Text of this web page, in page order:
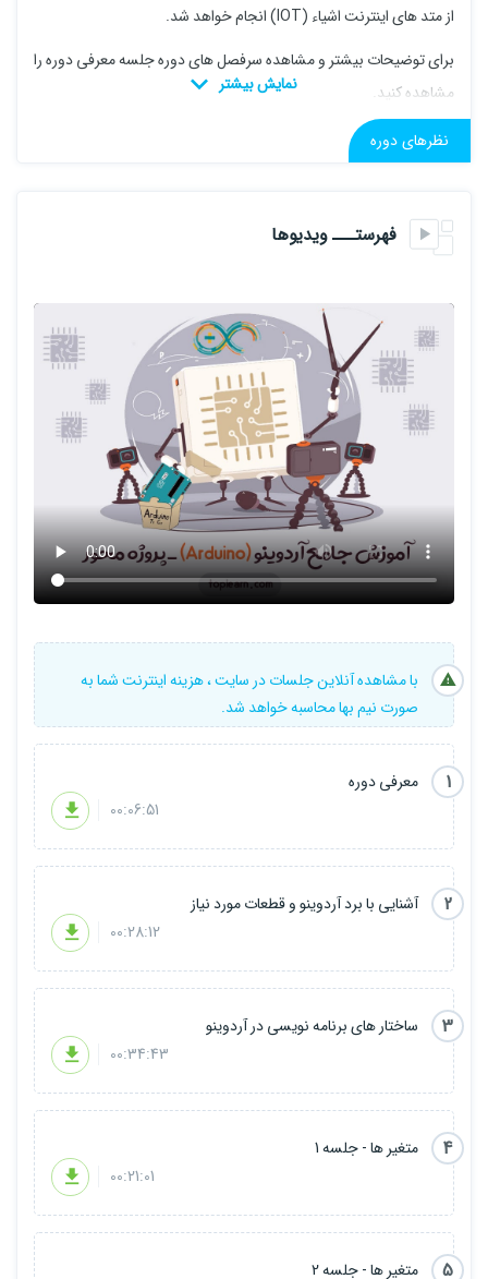
از متد های اینترنت اشیاء (IOT) انجام خواهد شد.
برای توضیحات بیشتر و مشاهده سرفصل های دوره جلسه معرفی دوره را
مشاهده کنید.
نظرهای دوره
فهرستـــ ویدیوها
با مشاهده آنلاین جلسات در سایت ، هزینه اینترنت شما به
صورت نیم بها محاسبه خواهد شد.
1
معرفی دوره
00:06:51
2
آشنایی با برد آردوینو و قطعات مورد نیاز
00:28:12
3
ساختار های برنامه نویسی در آردوینو
00:34:43
4
متغیر ها - جلسه 1
00:21:01
5 متغیر ها - جلسه 2